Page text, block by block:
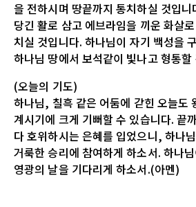
을 전하시며 땅끝까지 통치하실 것입
당긴 활로 삼고 에브라임을 끼운 화살
치실 것입니다. 하나님이 자기 백성을
하나님 땅에서 보석같이 빛나고 형통할
(오늘의 기도)
하나님, 칠흑 같은 어둠에 갇힌 오늘도
계시기에 크게 기뻐할 수 있습니다. 끝
다 호위하시는 은혜를 입었으니, 하나
거룩한 승리에 참여하게 하소서. 하나
영광의 날을 기다리게 하소서.(아멘)